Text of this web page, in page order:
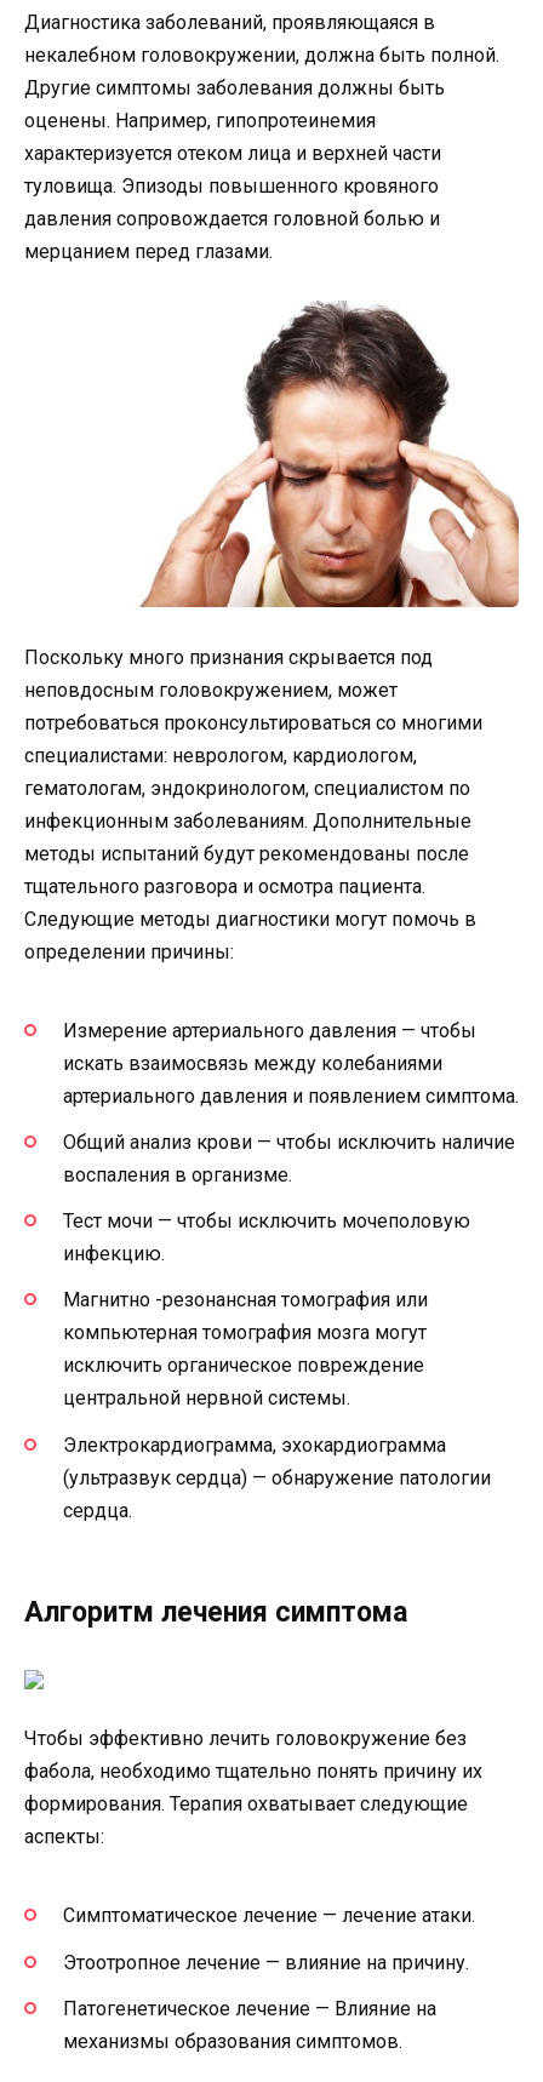
Диагностика заболеваний, проявляющаяся в
некалебном головокружении, должна быть полной.
Другие симптомы заболевания должны быть
оценены. Например, гипопротеинемия
характеризуется отеком лица и верхней части
туловища. Эпизоды повышенного кровяного
давления сопровождается головной болью и
мерцанием перед глазами.
Поскольку много признания скрывается под
неповдосным головокружением, может
потребоваться проконсультироваться со многими
специалистами: неврологом, кардиологом,
гематологам, эндокринологом, специалистом по
инфекционным заболеваниям. Дополнительные
методы испытаний будут рекомендованы после
тщательного разговора и осмотра пациента.
Следующие методы диагностики могут помочь в
определении причины:
Измерение артериального давления — чтобы
искать взаимосвязь между колебаниями
артериального давления и появлением симптома.
Общий анализ крови — чтобы исключить наличие
воспаления в организме.
Тест мочи — чтобы исключить мочеполовую
инфекцию.
Магнитно -резонансная томография или
компьютерная томография мозга могут
исключить органическое повреждение
центральной нервной системы.
Электрокардиограмма, эхокардиограмма
(ультразвук сердца) — обнаружение патологии
сердца.
Алгоритм лечения симптома
Чтобы эффективно лечить головокружение без
фабола, необходимо тщательно понять причину их
формирования. Терапия охватывает следующие
аспекты:
Симптоматическое лечение — лечение атаки.
Этоотропное лечение — влияние на причину.
Патогенетическое лечение — Влияние на
механизмы образования симптомов.